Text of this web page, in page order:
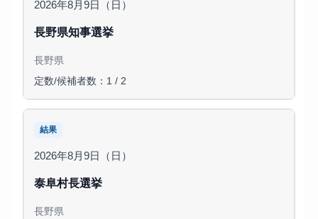
2026年8月9日（日）
長野県知事選挙
長野県
定数/候補者数：1 / 2
結果
2026年8月9日（日）
泰阜村長選挙
長野県